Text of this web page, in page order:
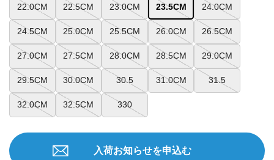
22.0CM 22.5CM 23.0CM 23.5CM 24.0CM
24.5CM 25.0CM 25.5CM 26.0CM 26.5CM
27.0CM 27.5CM 28.0CM 28.5CM 29.0CM
29.5CM 30.0CM 30.5 31.0CM 31.5
32.0CM 32.5CM 330
入荷お知らせを申込む